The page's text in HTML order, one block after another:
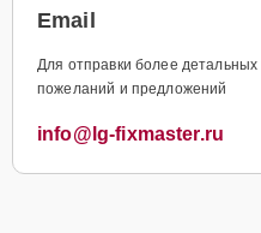
Email
Для отправки более детальных
пожеланий и предложений
info@lg-fixmaster.ru